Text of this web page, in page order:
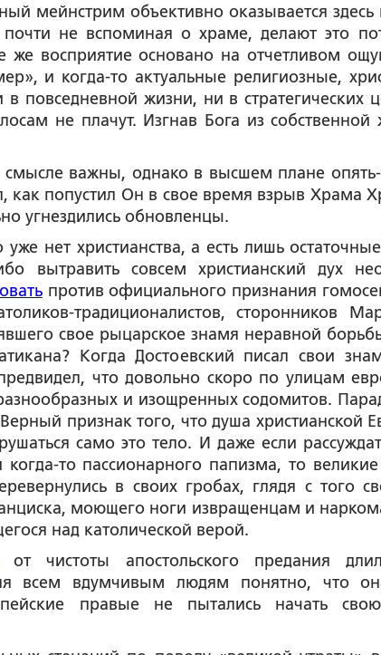
мейнстрим объективно оказывается здесь
почти не вспоминая о храме, делают это
же восприятие основано на отчетливом
и когда-то актуальные религиозные,
повседневной жизни, ни в стратегических
не плачут. Изгнав Бога из
смысле важны, однако в высшем плане
как попустил Он в свое время взрыв Храма
угнездились обновленцы.
нет христианства, а есть лишь
вытравить совсем христианский дух
против официального признания
традиционалистов, сторонников
свое рыцарское знамя неравной
Когда Достоевский писал свои
что довольно скоро по улицам
и изощренных содомитов.
признак того, что душа христианской
само это тело. И даже если
когда-то пассионарного папизма, то
в своих гробах, глядя с того
моющего ноги извращенцам и
над католической верой.
от чистоты апостольского предания
всем вдумчивым людям понятно, что
правые не пытались начать свою